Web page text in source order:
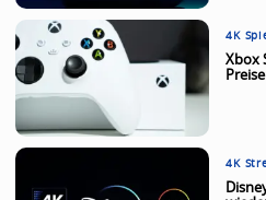
4K
Xbox
4K